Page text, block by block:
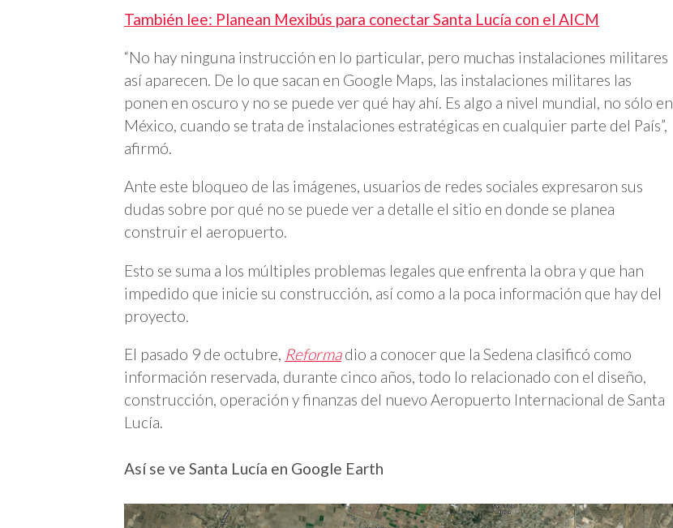
También lee: Planean Mexibús para conectar Santa Lucía con el AICM
“No hay ninguna instrucción en lo particular, pero muchas instalaciones militares
así aparecen. De lo que sacan en Google Maps, las instalaciones militares las
ponen en oscuro y no se puede ver qué hay ahí. Es algo a nivel mundial, no sólo en
México, cuando se trata de instalaciones estratégicas en cualquier parte del País”,
afirmó.
Ante este bloqueo de las imágenes, usuarios de redes sociales expresaron sus
dudas sobre por qué no se puede ver a detalle el sitio en donde se planea
construir el aeropuerto.
Esto se suma a los múltiples problemas legales que enfrenta la obra y que han
impedido que inicie su construcción, así como a la poca información que hay del
proyecto.
El pasado 9 de octubre, Reformadio a conocer que la Sedena clasificó como
información reservada, durante cinco años, todo lo relacionado con el diseño,
construcción, operación y finanzas del nuevo Aeropuerto Internacional de Santa
Lucía.
Así se ve Santa Lucía en Google Earth